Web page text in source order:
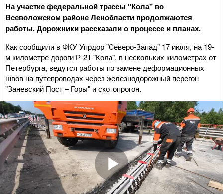
На участке федеральной трассы "Кола" во
Всеволожском районе Ленобласти продолжаются
работы. Дорожники рассказали о процессе и планах.
Как сообщили в ФКУ Упрдор "Северо-Запад" 17 июля, на 19-
м километре дороги Р-21 "Кола", в нескольких километрах от
Петербурга, ведутся работы по замене деформационных
швов на путепроводах через железнодорожный перегон
"Заневский Пост – Горы" и скотопрогон.